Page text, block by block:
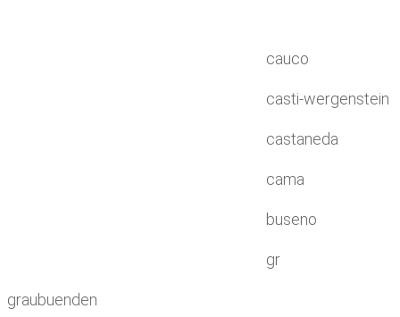
cauco
casti-wergenstein
castaneda
cama
buseno
gr
graubuenden